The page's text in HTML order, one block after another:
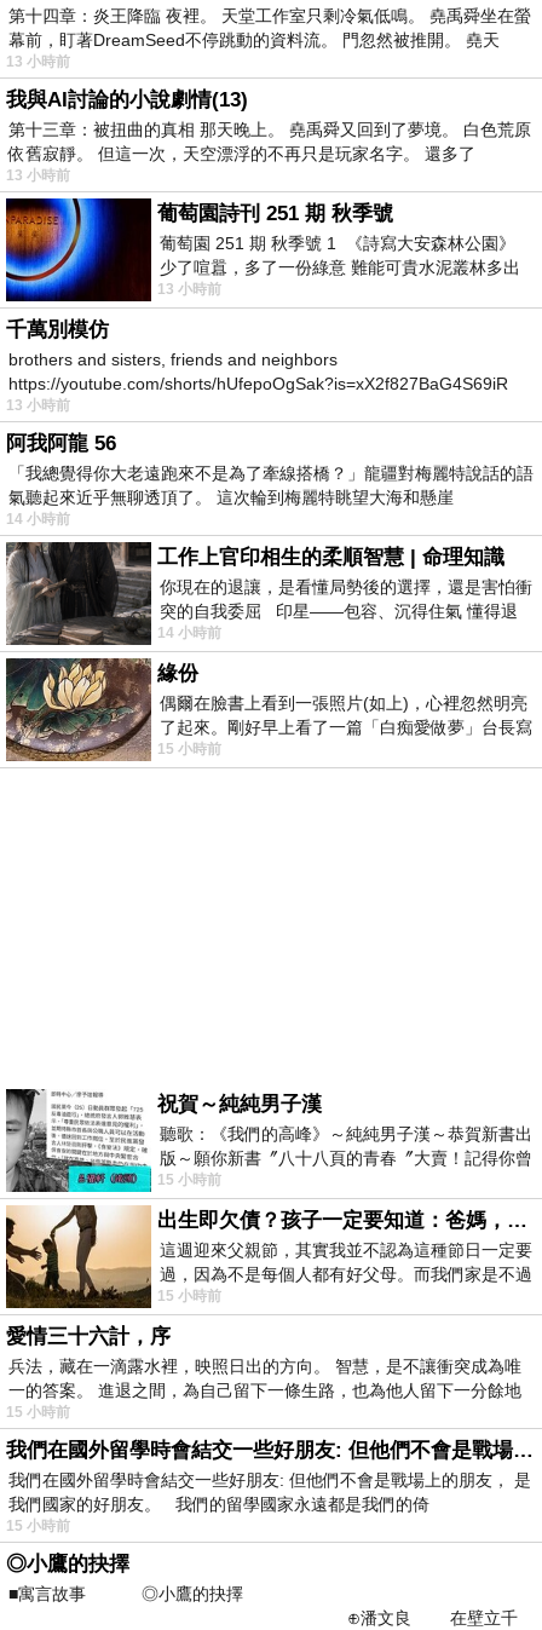
第十四章：炎王降臨 夜裡。 天堂工作室只剩冷氣低鳴。 堯禹舜坐在螢
幕前，盯著DreamSeed不停跳動的資料流。 門忽然被推開。 堯天
13 小時前
我與AI討論的小說劇情(13)
第十三章：被扭曲的真相 那天晚上。 堯禹舜又回到了夢境。 白色荒原
依舊寂靜。 但這一次，天空漂浮的不再只是玩家名字。 還多了
13 小時前
葡萄園詩刊 251 期 秋季號
葡萄園 251 期 秋季號 1 《詩寫大安森林公園》
少了喧囂，多了一份綠意 難能可貴水泥叢林多出
一
13 小時前
千萬別模仿
brothers and sisters, friends and neighbors
https://youtube.com/shorts/hUfepoOgSak?is=xX2f827BaG4S69iR
https
13 小時前
阿我阿龍 56
「我總覺得你大老遠跑來不是為了牽線搭橋？」龍疆對梅麗特說話的語
氣聽起來近乎無聊透頂了。 這次輪到梅麗特眺望大海和懸崖
14 小時前
工作上官印相生的柔順智慧 | 命理知識
你現在的退讓，是看懂局勢後的選擇，還是害怕衝
突的自我委屈 印星——包容、沉得住氣 懂得退
一步觀察，不會
14 小時前
緣份
偶爾在臉書上看到一張照片(如上)，心裡忽然明亮
了起來。剛好早上看了一篇「白痴愛做夢」台長寫
的貼文，在回顧年輕時瘋狂愛上
15 小時前
祝賀～純純男子漢
聽歌：《我們的高峰》～純純男子漢～恭賀新書出
版～願你新書〞八十八頁的青春〞大賣！記得你曾
經在我的版留言…「好讚的圖^^感覺大家
15 小時前
出生即欠債？孩子一定要知道：爸媽，其實我不欠你們
這週迎來父親節，其實我並不認為這種節日一定要
過，因為不是每個人都有好父母。而我們家是不過
節的，平時也沒什麼儀式感，生活趨近冷
15 小時前
愛情三十六計，序
兵法，藏在一滴露水裡，映照日出的方向。 智慧，是不讓衝突成為唯
一的答案。 進退之間，為自己留下一條生路，也為他人留下一分餘地
15 小時前
我們在國外留學時會結交一些好朋友: 但他們不會是戰場上的朋友
我們在國外留學時會結交一些好朋友: 但他們不會是戰場上的朋友， 是
我們國家的好朋友。 我們的留學國家永遠都是我們的倚
15 小時前
◎小鷹的抉擇
■寓言故事 ◎小鷹的抉擇
⊕潘文良 在壁立千